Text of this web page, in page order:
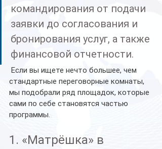
командирования от подачи
заявки до согласования и
бронирования услуг, а также
финансовой отчетности.
Если вы ищете нечто большее, чем
стандартные переговорные комнаты,
мы подобрали ряд площадок, которые
сами по себе становятся частью
программы.
1. «Матрёшка» в